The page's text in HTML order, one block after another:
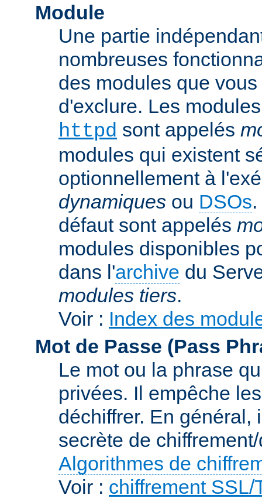
Module
Une partie
nombreuses
des modules que
d'exclure. Les
httpd sont appelés
modules qui existent
optionnellement à
dynamiques ou DSOs
défaut sont appelés
modules disponibles
dans l'archive du
modules tiers.
Voir : Index des
Mot de Passe (Pass
Le mot ou la phrase
privées. Il empêche
déchiffrer. En général,
secrète de
Algorithmes de
Voir : chiffrement SSL/